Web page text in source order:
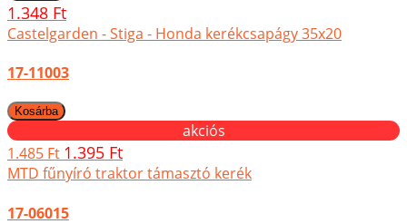
1.348 Ft
Castelgarden - Stiga - Honda kerékcsapágy 35x20
17-11003
akciós
1.485 Ft 1.395 Ft
MTD fűnyíró traktor támasztó kerék
17-06015